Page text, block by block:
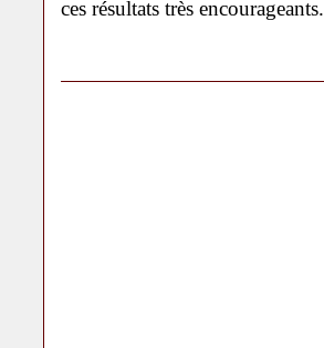
ces résultats très encourageants.